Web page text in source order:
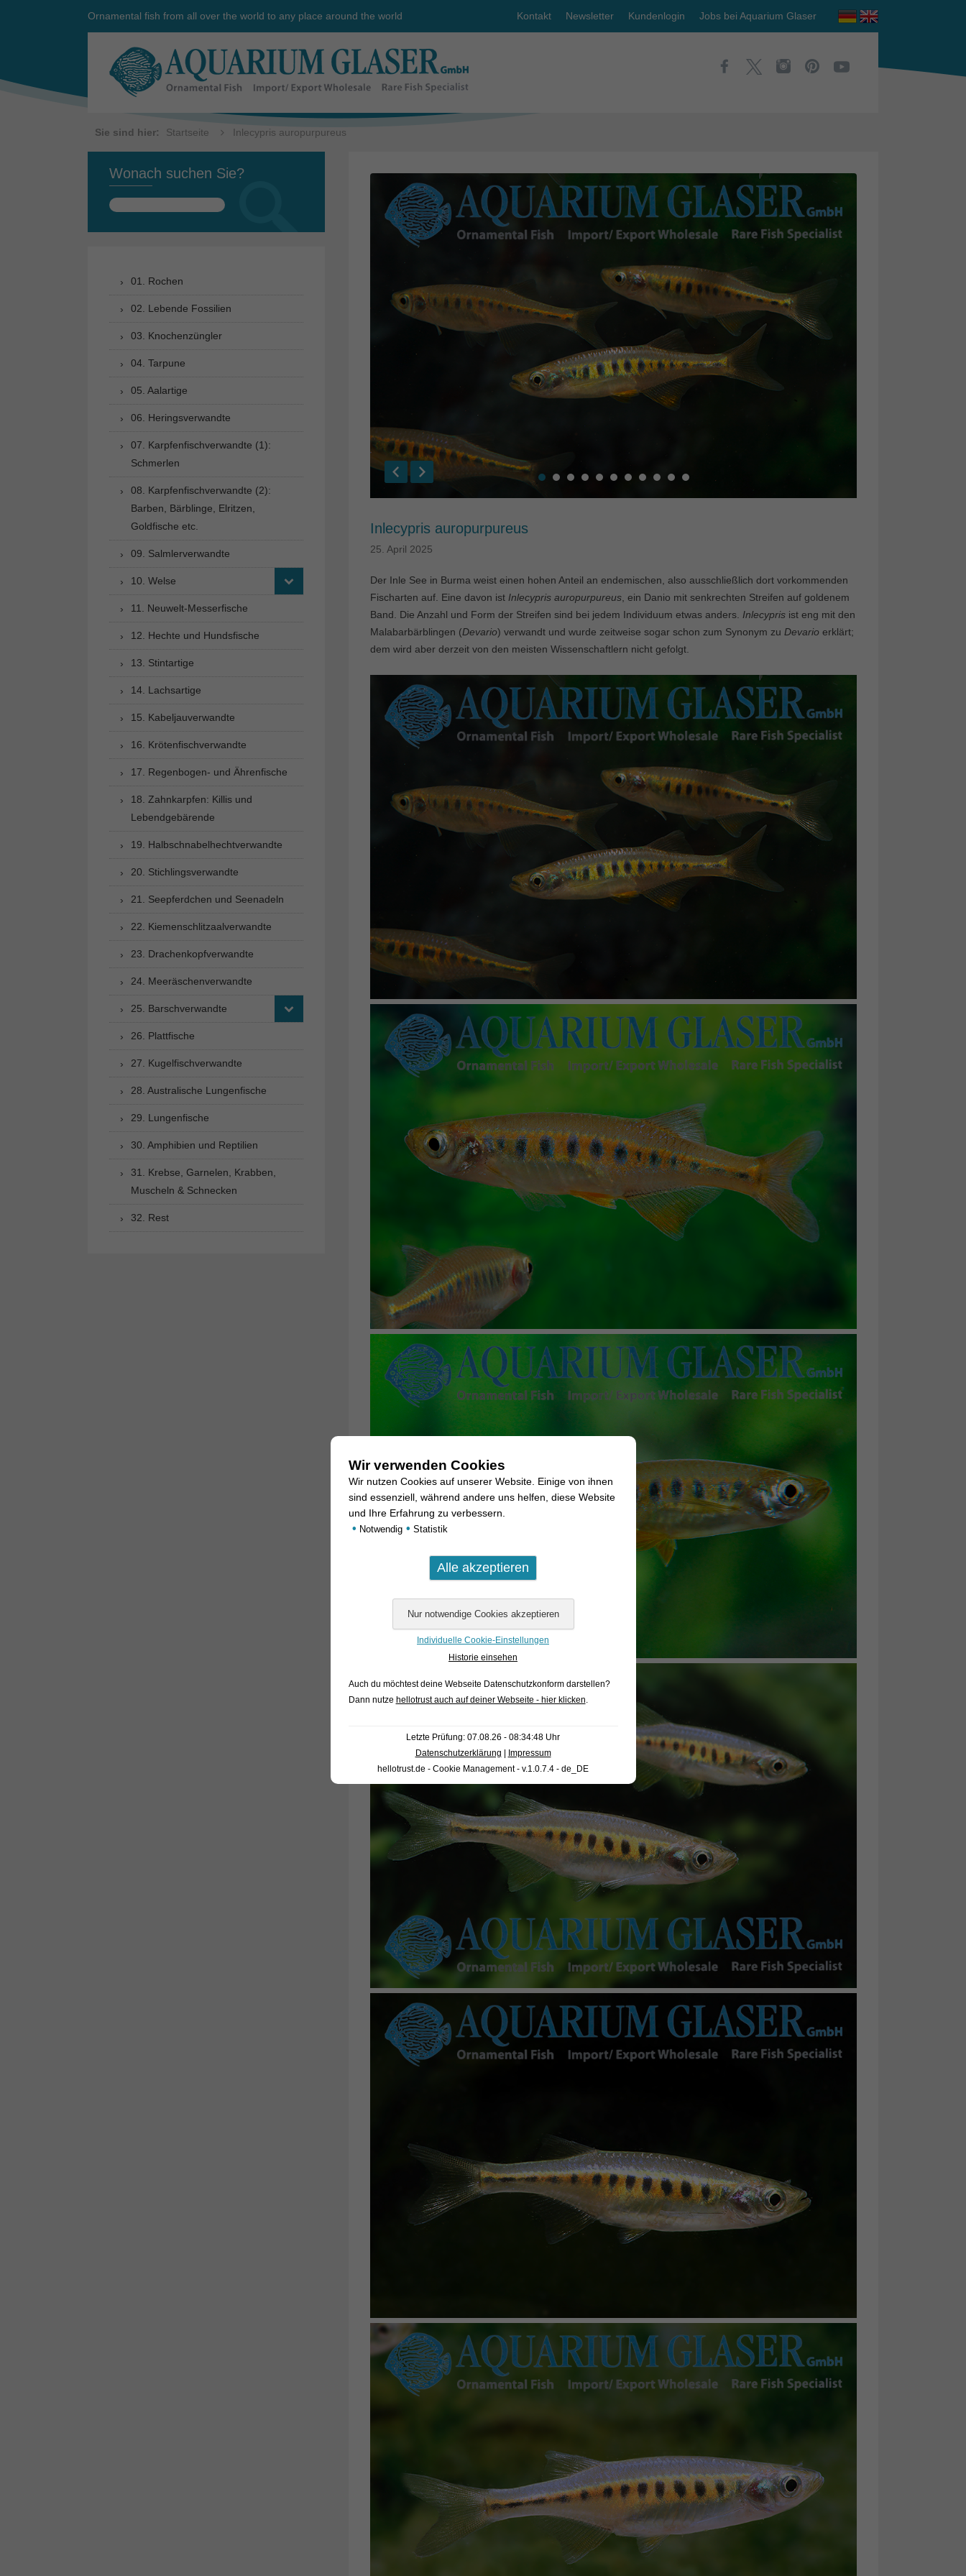
Ornamental fish from all over the world to any place around the world Kontakt Newsletter Kundenlogin Jobs bei Aquarium Glaser
Sie sind hier: Startseite Inlecypris auropurpureus
Inlecypris auropurpureus
25. April 2025
Der Inle See in Burma weist einen hohen Anteil an endemischen, also ausschließlich dort vorkommenden
Fischarten auf. Eine davon ist Inlecypris auropurpureus , ein Danio mit senkrechten Streifen auf goldenem
Band. Die Anzahl und Form der Streifen sind bei jedem Individuum etwas anders. Inlecypris ist eng mit den
Malabarbärblingen (Devario) verwandt und wurde zeitweise sogar schon zum Synonym zu Devario erklärt;
dem wird aber derzeit von den meisten Wissenschaftlern nicht gefolgt.
Wonach suchen Sie?
Suchen
01. Rochen
02. Lebende Fossilien
03. Knochenzüngler
04. Tarpune
05. Aalartige
06. Heringsverwandte
07. Karpfenfischverwandte (1):
Schmerlen
08. Karpfenfischverwandte (2):
Barben, Bärblinge, Elritzen,
Goldfische etc.
09. Salmlerverwandte
10. Welse
11. Neuwelt-Messerfische
12. Hechte und Hundsfische
13. Stintartige
14. Lachsartige
15. Kabeljauverwandte
16. Krötenfischverwandte
17. Regenbogen- und Ährenfische
18. Zahnkarpfen: Killis und
Lebendgebärende
19. Halbschnabelhechtverwandte
20. Stichlingsverwandte
21. Seepferdchen und Seenadeln
22. Kiemenschlitzaalverwandte
23. Drachenkopfverwandte
24. Meeräschenverwandte
25. Barschverwandte
26. Plattfische
27. Kugelfischverwandte
28. Australische Lungenfische
29. Lungenfische
30. Amphibien und Reptilien
31. Krebse, Garnelen, Krabben,
Muscheln & Schnecken
32. Rest
Wir verwenden Cookies
Wir nutzen Cookies auf unserer Website. Einige von ihnen
sind essenziell, während andere uns helfen, diese Website
und Ihre Erfahrung zu verbessern.
• Notwendig • Statistik
Individuelle Cookie-Einstellungen
Historie einsehen
Auch du möchtest deine Webseite Datenschutzkonform darstellen?
Dann nutze hellotrust auch auf deiner Webseite - hier klicken.
Letzte Prüfung: 07.08.26 - 08:34:48 Uhr
Datenschutzerklärung
Impressum
hellotrust.de - Cookie Management - v.1.0.7.4 - de_DE